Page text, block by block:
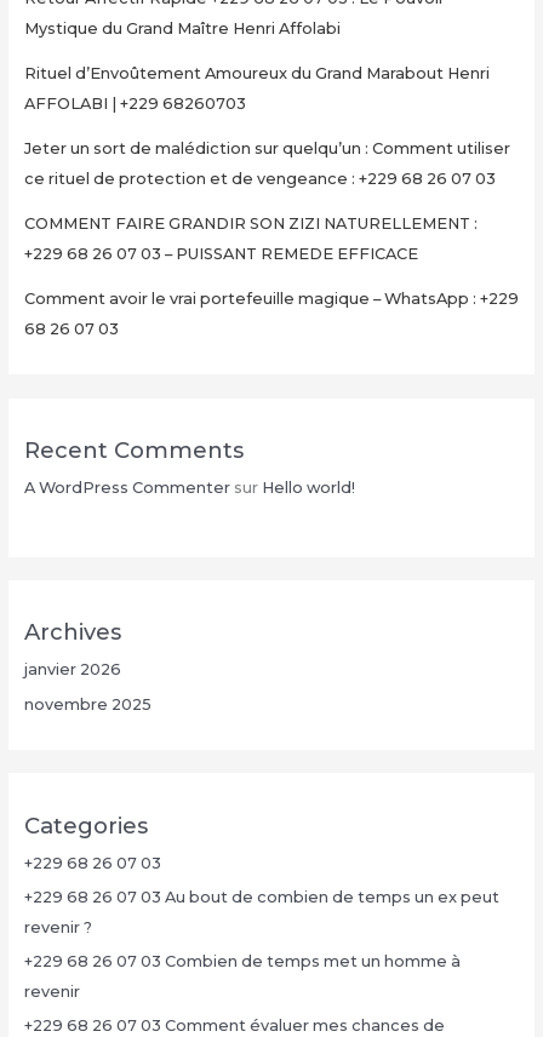
Mystique du Grand Maître Henri Affolabi
Rituel d’Envoûtement Amoureux du Grand Marabout Henri
AFFOLABI | +229 68260703
Jeter un sort de malédiction sur quelqu’un : Comment utiliser
ce rituel de protection et de vengeance : +229 68 26 07 03
COMMENT FAIRE GRANDIR SON ZIZI NATURELLEMENT :
+229 68 26 07 03 – PUISSANT REMEDE EFFICACE
Comment avoir le vrai portefeuille magique – WhatsApp : +229
68 26 07 03
Recent Comments
A WordPress Commentersur Hello world!
Archives
janvier 2026
novembre 2025
Categories
+229 68 26 07 03
+229 68 26 07 03 Au bout de combien de temps un ex peut
revenir ?
+229 68 26 07 03 Combien de temps met un homme à
revenir
+229 68 26 07 03 Comment évaluer mes chances de